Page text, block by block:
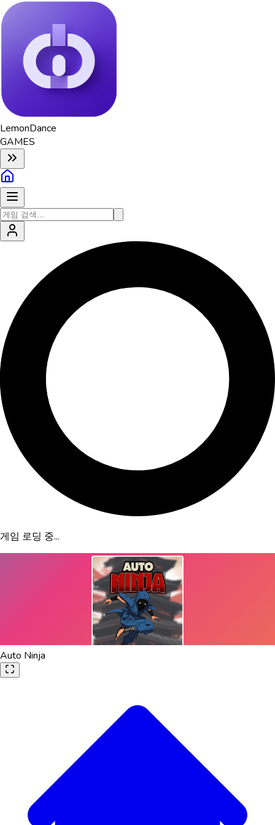
LemonDance
GAMES
게임 로딩 중...
Auto Ninja